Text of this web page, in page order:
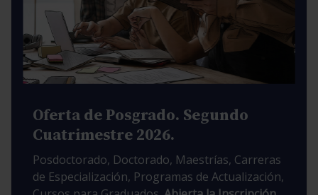
Oferta de Posgrado. Segundo
Cuatrimestre 2026.
Posdoctorado, Doctorado, Maestrías, Carreras
de Especialización, Programas de Actualización,